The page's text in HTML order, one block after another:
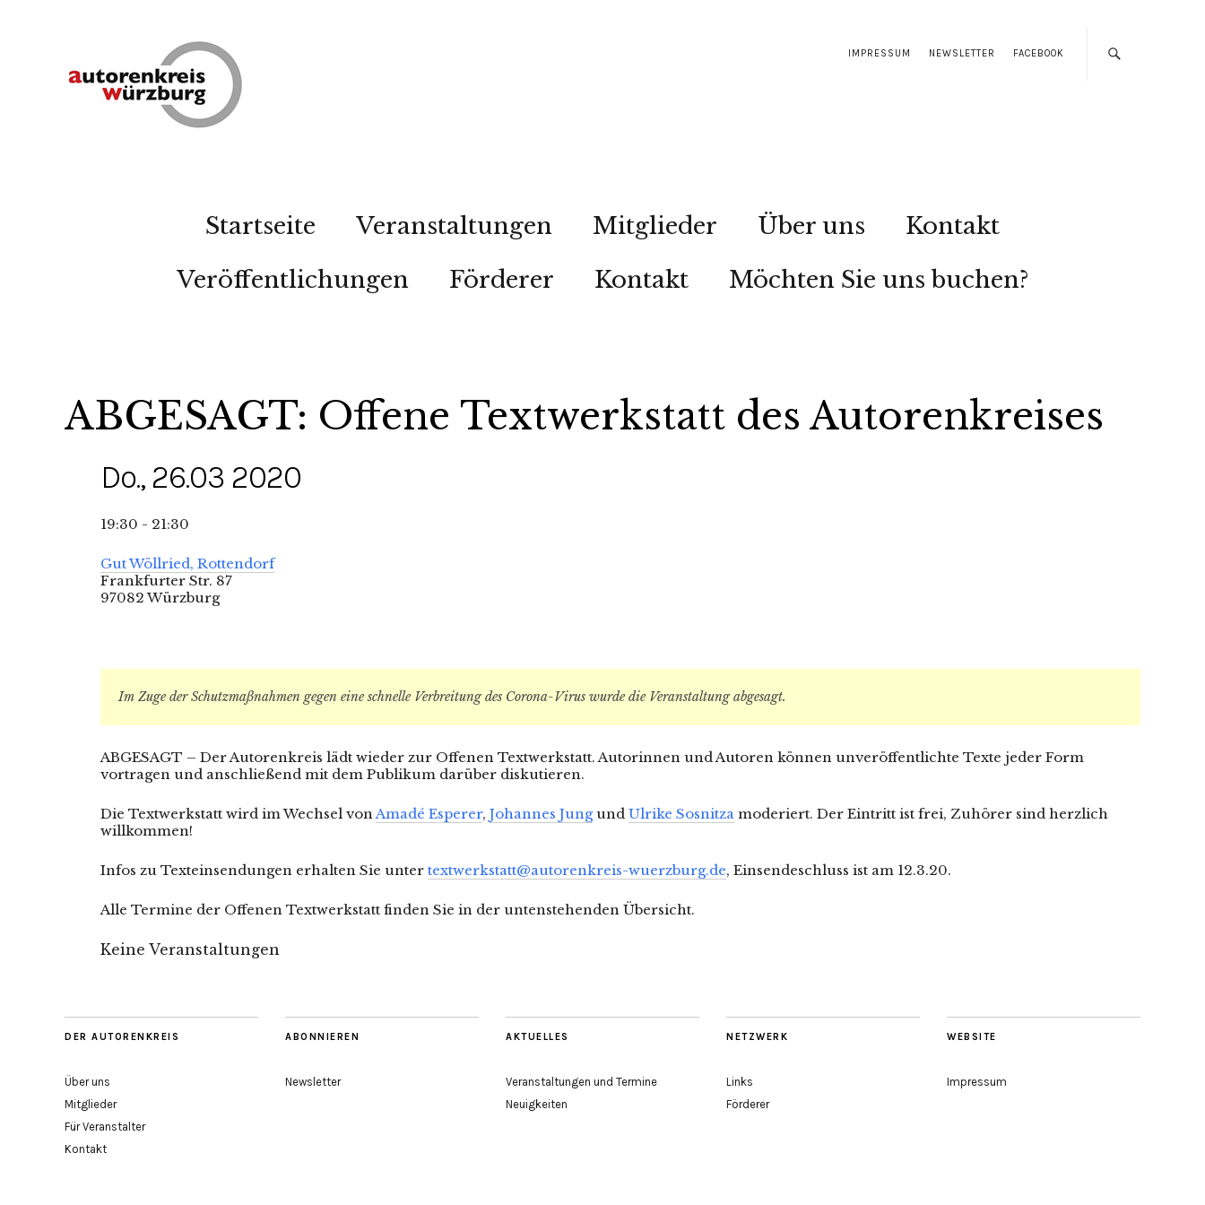
IMPRESSUM NEWSLETTER FACEBOOK
Startseite Veranstaltungen Mitglieder Über uns
Kontakt
Veröffentlichungen
Förderer Kontakt Möchten Sie uns buchen?
ABGESAGT: Offene Textwerkstatt des Autorenkreises
Do., 26.03 2020
19:30 - 21:30
Gut Wöllried, Rottendorf
Frankfurter Str. 87
97082 Würzburg
Im Zuge der Schutzmaßnahmen gegen eine schnelle Verbreitung des Corona-Virus wurde die Veranstaltung abgesagt.
ABGESAGT – Der Autorenkreis lädt wieder zur Offenen Textwerkstatt. Autorinnen und Autoren können unveröffentlichte Texte jeder Form
vortragen und anschließend mit dem Publikum darüber diskutieren.
Die Textwerkstatt wird im Wechsel vonAmadé Esperer, Johannes Jungund Ulrike Sosnitza moderiert. Der Eintritt ist frei, Zuhörer sind herzlich
willkommen!
Infos zu Texteinsendungen erhalten Sie unter textwerkstatt@autorenkreis-wuerzburg.de, Einsendeschluss ist am 12.3.20.
Alle Termine der Offenen Textwerkstatt finden Sie in der untenstehenden Übersicht.
Keine Veranstaltungen
DER AUTORENKREIS
Über uns
Mitglieder
Für Veranstalter
Kontakt
ABONNIEREN
Newsletter
AKTUELLES
Veranstaltungen und Termine
Neuigkeiten
NETZWERK
Links
Förderer
WEBSITE
Impressum